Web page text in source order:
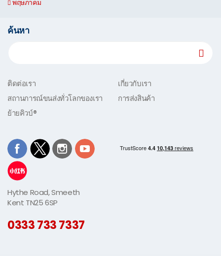
พฤษภาคม
ค้นหา
ติดต่อเรา
เกี่ยวกับเรา
สถานการณ์ขนส่งทั่วโลกของเรา
การส่งสินค้า
ย้ายคิวบ์®
Hythe Road, Smeeth
Kent TN25 6SP
0333 733 7337